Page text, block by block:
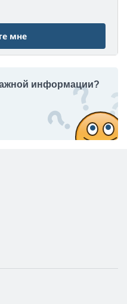
мне
информации?